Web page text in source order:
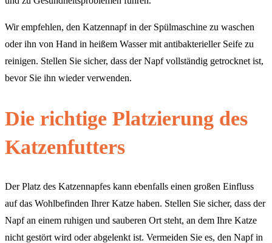
Wir empfehlen, den Katzennapf in der Spülmaschine zu waschen
oder ihn von Hand in heißem Wasser mit antibakterieller Seife zu
reinigen. Stellen Sie sicher, dass der Napf vollständig getrocknet ist,
bevor Sie ihn wieder verwenden.
Die richtige Platzierung des
Katzenfutters
Der Platz des Katzennapfes kann ebenfalls einen großen Einfluss
auf das Wohlbefinden Ihrer Katze haben. Stellen Sie sicher, dass der
Napf an einem ruhigen und sauberen Ort steht, an dem Ihre Katze
nicht gestört wird oder abgelenkt ist. Vermeiden Sie es, den Napf in